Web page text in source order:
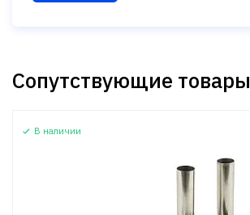
Сопутствующие товары
В наличии